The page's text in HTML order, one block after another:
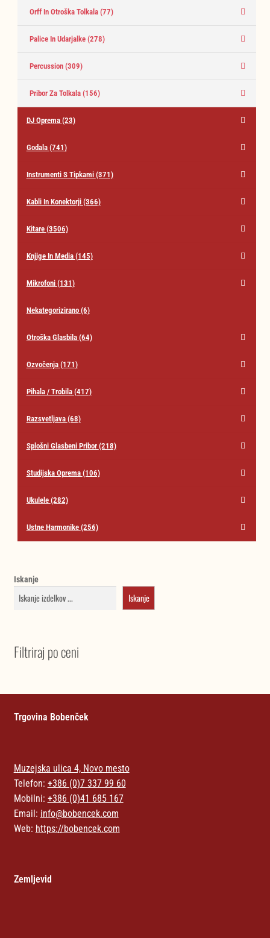
Orff In Otroška Tolkala (77)
Palice In Udarjalke (278)
Percussion (309)
Pribor Za Tolkala (156)
DJ Oprema (23)
Godala (741)
Instrumenti S Tipkami (371)
Kabli In Konektorji (366)
Kitare (3506)
Knjige In Media (145)
Mikrofoni (131)
Nekategorizirano (6)
Otroška Glasbila (64)
Ozvočenja (171)
Pihala / Trobila (417)
Razsvetljava (68)
Splošni Glasbeni Pribor (218)
Studijska Oprema (106)
Ukulele (282)
Ustne Harmonike (256)
Iskanje
Iskanje
Filtriraj po ceni
Trgovina Bobenček
Muzejska ulica 4, Novo mesto
Telefon: +386 (0)7 337 99 60
Mobilni: +386 (0)41 685 167
Email: info@bobencek.com
Web: https://bobencek.com
Zemljevid